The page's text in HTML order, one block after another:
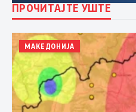
ПРОЧИТАЈТЕ УШТЕ
МАКЕДОНИЈА